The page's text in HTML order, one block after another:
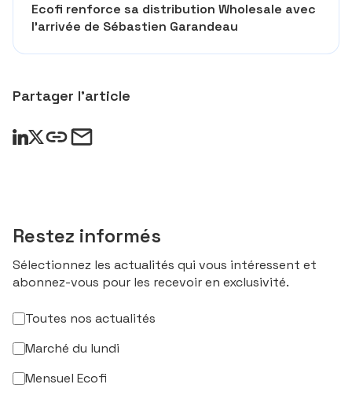
Ecofi renforce sa distribution Wholesale avec
l’arrivée de Sébastien Garandeau
Partager l’article
Restez informés
Sélectionnez les actualités qui vous intéressent et
abonnez-vous pour les recevoir en exclusivité.
Toutes nos actualités
Marché du lundi
Mensuel Ecofi